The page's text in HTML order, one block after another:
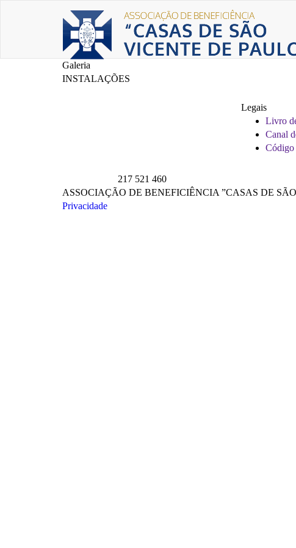
Galeria
INSTALAÇÕES
217 521 460
Legais
Livro
Canal
Código
ASSOCIAÇÃO DE BENEFICIÊNCIA ”CASAS DE
Privacidade